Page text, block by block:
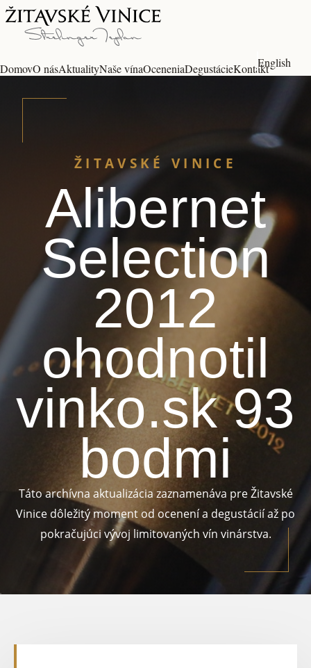
DomovO násAktualityNaše vínaOceneniaDegustácieKontaktEnglish
ŽITAVSKÉ VINICE
Alibernet
Selection
2012
ohodnotil
vinko.sk 93
bodmi
Táto archívna aktualizácia zaznamenáva pre Žitavské
Vinice dôležitý moment od ocenení a degustácií až po
pokračujúci vývoj limitovaných vín vinárstva.